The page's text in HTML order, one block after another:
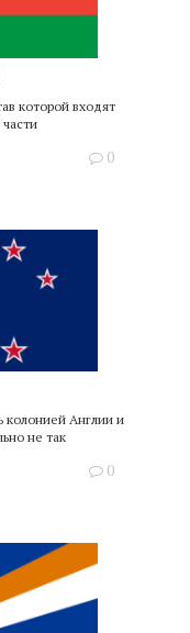
которой входят
0
колонией Англии и
не так
0